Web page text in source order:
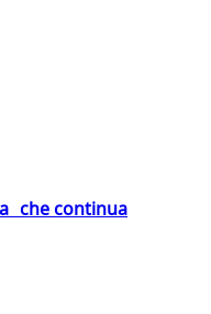
che continua